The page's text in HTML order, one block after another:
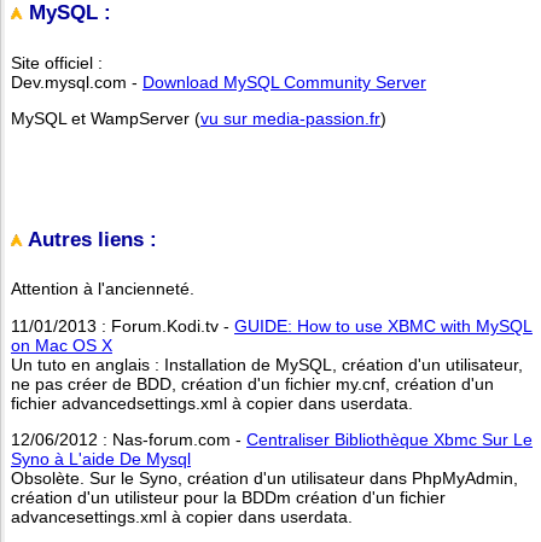
MySQL :
Site officiel :
Dev.mysql.com - Download MySQL Community Server
MySQL et WampServer (vu sur media-passion.fr)
Autres liens :
Attention à l'ancienneté.
11/01/2013 : Forum.Kodi.tv - GUIDE: How to use XBMC with MySQL
on Mac OS X
Un tuto en anglais : Installation de MySQL, création d'un utilisateur,
ne pas créer de BDD, création d'un fichier my.cnf, création d'un
fichier advancedsettings.xml à copier dans userdata.
12/06/2012 : Nas-forum.com - Centraliser Bibliothèque Xbmc Sur Le
Syno à L'aide De Mysql
Obsolète. Sur le Syno, création d'un utilisateur dans PhpMyAdmin,
création d'un utilisteur pour la BDDm création d'un fichier
advancesettings.xml à copier dans userdata.